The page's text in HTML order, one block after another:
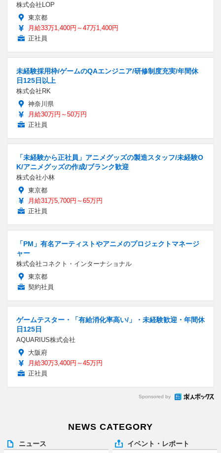
株式会社LOP
東京都
月給33万1,400円～47万1,400円
正社員
未経験採用枠/ゲームのQAエンジニア/研修制度充実/年間休
日125日以上
株式会社RK
神奈川県
月給30万円～50万円
正社員
「未経験から正社員」アニメグッズの製造スタッフ/未経験O
K/アニメグッズの作成/ブランク歓迎
株式会社小林
東京都
月給31万5,700円～65万円
正社員
「PM」有名アーティストやアニメのプロジェクトマネージ
ャー
株式会社コネクト・インターナショナル
東京都
契約社員
ゲームテスター・「有給消化率高い/」・未経験歓迎・年間休
日125日
AQUARIUS株式会社
大阪府
月給30万3,400円～45万円
正社員
Sponsored by
NEWS CATEGORY
ニュース イベント・レポート